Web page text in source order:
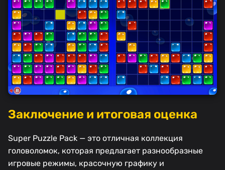
Заключение и итоговая оценка
Super Puzzle Pack — это отличная коллекция
головоломок, которая предлагает разнообразные
игровые режимы, красочную графику и